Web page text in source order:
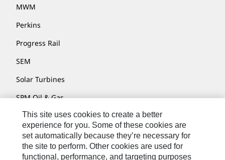
MWM
Perkins
Progress Rail
SEM
Solar Turbines
SPM Oil & Gas
Turner Powertrain Systems
Contact
This site uses cookies to create a better
experience for you. Some of these cookies are
set automatically because they’re necessary for
the site to perform. Other cookies are used for
functional, performance, and targeting purposes